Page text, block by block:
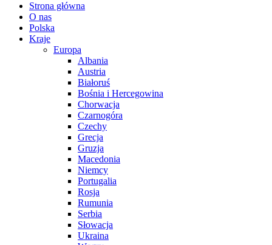
Strona główna
O nas
Polska
Kraje
Europa
Albania
Austria
Białoruś
Bośnia i Hercegowina
Chorwacja
Czarnogóra
Czechy
Grecja
Gruzja
Macedonia
Niemcy
Portugalia
Rosja
Rumunia
Serbia
Słowacja
Ukraina